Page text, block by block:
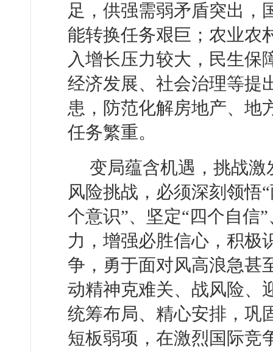
足，供强需弱矛盾突出，
能转换任务艰巨；农业农
入增长压力较大，民生保
经济发展、社会治理等提
患，防范化解房地产、地
任务繁重。
变局蕴含机遇，挑战
风险挑战，必须深刻领悟
个意识”、坚定“四个自信
力，增强必胜信心，积极
争，勇于面对风高浪急甚
动精神克难关、战风险、
统筹布局、精心安排，巩
短板弱项，在激烈国际竞